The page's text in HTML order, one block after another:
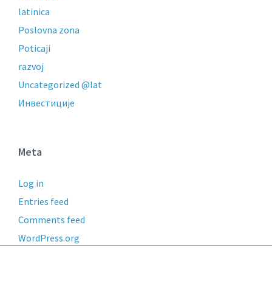
latinica
Poslovna zona
Poticaji
razvoj
Uncategorized @lat
Инвестиције
Meta
Log in
Entries feed
Comments feed
WordPress.org